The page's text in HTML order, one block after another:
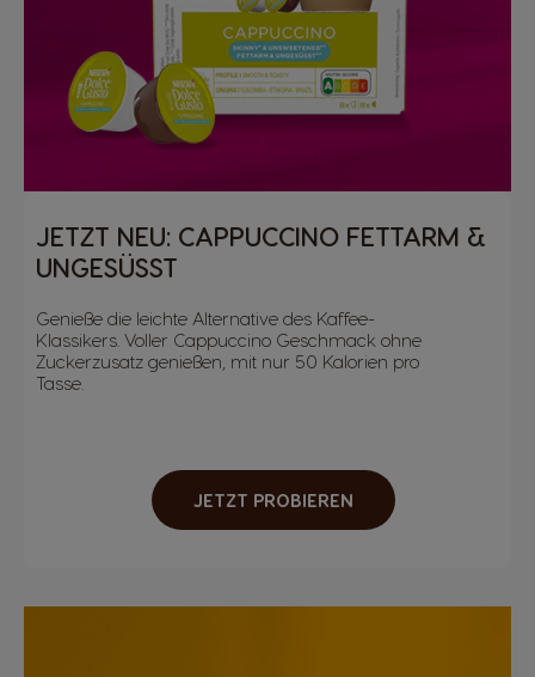
JETZT NEU: CAPPUCCINO FETTARM &
UNGESÜSST
Genieße die leichte Alternative des Kaffee-
Klassikers. Voller Cappuccino Geschmack ohne
Zuckerzusatz genießen, mit nur 50 Kalorien pro
Tasse.
JETZT PROBIEREN